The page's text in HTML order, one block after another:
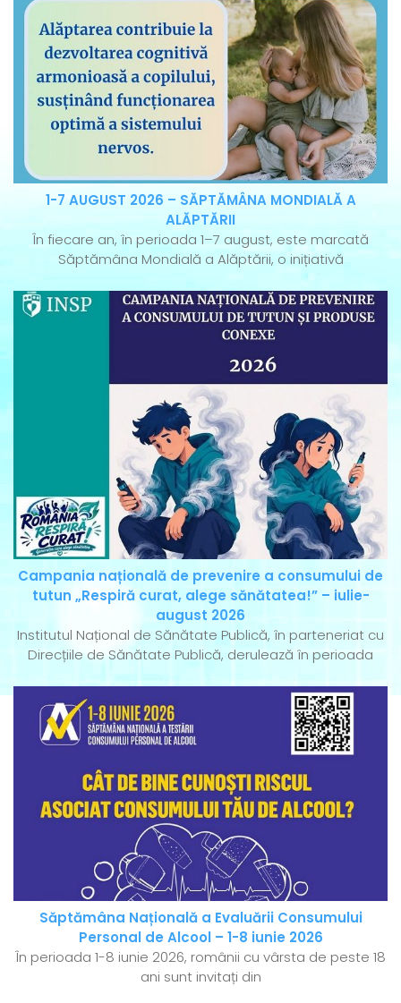
1-7 AUGUST 2026 – SĂPTĂMÂNA MONDIALĂ A
ALĂPTĂRII
În fiecare an, în perioada 1–7 august, este marcată
Săptămâna Mondială a Alăptării, o inițiativă
Campania națională de prevenire a consumului de
tutun „Respiră curat, alege sănătatea!” – iulie-
august 2026
Institutul Național de Sănătate Publică, în parteneriat cu
Direcțiile de Sănătate Publică, derulează în perioada
Săptămâna Națională a Evaluării Consumului
Personal de Alcool – 1-8 iunie 2026
În perioada 1-8 iunie 2026, românii cu vârsta de peste 18
ani sunt invitați din